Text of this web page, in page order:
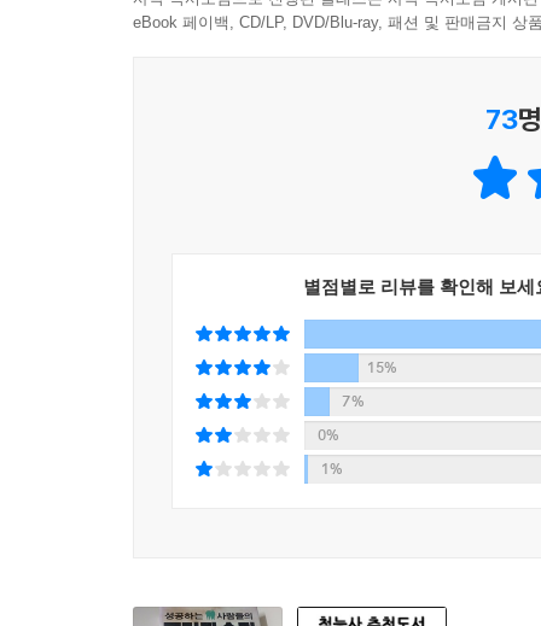
습관 4의 적용을 위한 제언
습관 5의 적용을 위한 제언
시너지적인 커뮤니케이션
강의실에서의 시너지 효과
기업에서의 시너지 효과
차이점을 소중히 여기는 것
eBook 페이백, CD/LP, DVD/Blu-ray, 패션 및 판매금지 상
73
별점별로 리뷰를 확인해 보세
15%
7%
0%
1%